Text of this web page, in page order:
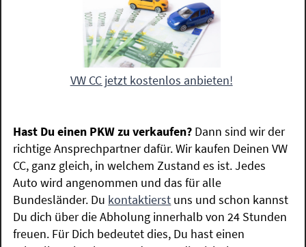
VW CC jetzt kostenlos anbieten!
Hast Du einen PKW zu verkaufen? Dann sind wir der
richtige Ansprechpartner dafür. Wir kaufen Deinen VW
CC, ganz gleich, in welchem Zustand es ist. Jedes
Auto wird angenommen und das für alle
Bundesländer. Du kontaktierst uns und schon kannst
Du dich über die Abholung innerhalb von 24 Stunden
freuen. Für Dich bedeutet dies, Du hast einen